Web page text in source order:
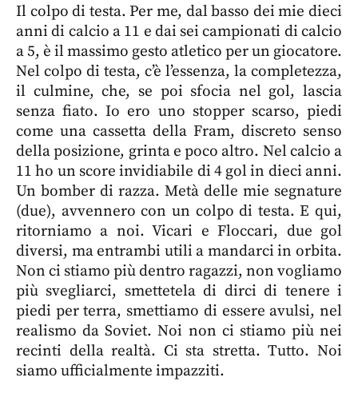
Il colpo di testa. Per me, dal basso dei mie dieci
anni di calcio a 11 e dai sei campionati di calcio
a 5, è il massimo gesto atletico per un giocatore.
Nel colpo di testa, c’è l’essenza, la completezza,
il culmine, che, se poi sfocia nel gol, lascia
senza fiato. Io ero uno stopper scarso, piedi
come una cassetta della Fram, discreto senso
della posizione, grinta e poco altro. Nel calcio a
11 ho un score invidiabile di 4 gol in dieci anni.
Un bomber di razza. Metà delle mie segnature
(due), avvennero con un colpo di testa. E qui,
ritorniamo a noi. Vicari e Floccari, due gol
diversi, ma entrambi utili a mandarci in orbita.
Non ci stiamo più dentro ragazzi, non vogliamo
più svegliarci, smettetela di dirci di tenere i
piedi per terra, smettiamo di essere avulsi, nel
realismo da Soviet. Noi non ci stiamo più nei
recinti della realtà. Ci sta stretta. Tutto. Noi
siamo ufficialmente impazziti.